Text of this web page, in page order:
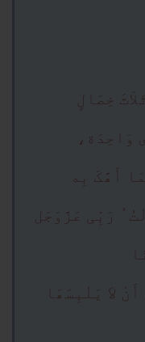
خِصَالٍ
وَاحِدَة،
أَھََْکَ بِه
رَبِّی عَزَّوَجَل
لاَ یَلْبِسَھَا